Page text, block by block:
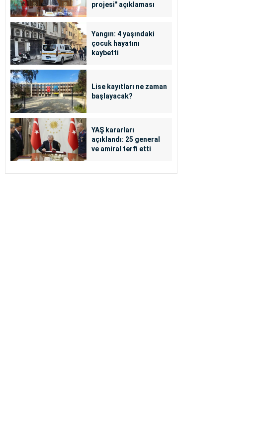
projesi" açıklaması
Yangın: 4 yaşındaki
çocuk hayatını
kaybetti
Lise kayıtları ne zaman
başlayacak?
YAŞ kararları
açıklandı: 25 general
ve amiral terfi etti